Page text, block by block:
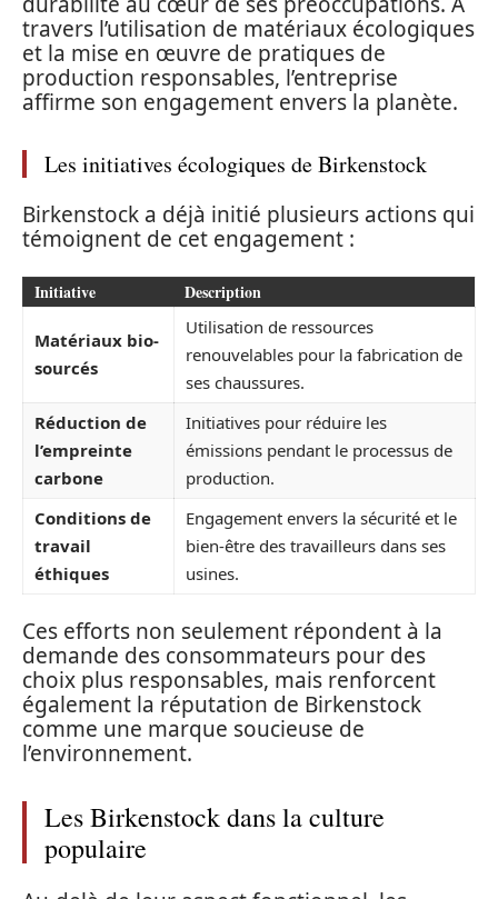
travers l’utilisation de matériaux écologiques
et la mise en œuvre de pratiques de
production responsables, l’entreprise
affirme son engagement envers la planète.
Les initiatives écologiques de Birkenstock
Birkenstock a déjà initié plusieurs actions qui
témoignent de cet engagement :
Initiative Description
Matériaux bio-
sourcés
Utilisation de ressources
renouvelables pour la fabrication de
ses chaussures.
Réduction de
l’empreinte
carbone
Initiatives pour réduire les
émissions pendant le processus de
production.
Conditions de
travail
éthiques
Engagement envers la sécurité et le
bien-être des travailleurs dans ses
usines.
Ces efforts non seulement répondent à la
demande des consommateurs pour des
choix plus responsables, mais renforcent
également la réputation de Birkenstock
comme une marque soucieuse de
l’environnement.
Les Birkenstock dans la culture
populaire